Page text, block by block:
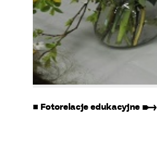
■ Fotorelacje edukacyjne ➸